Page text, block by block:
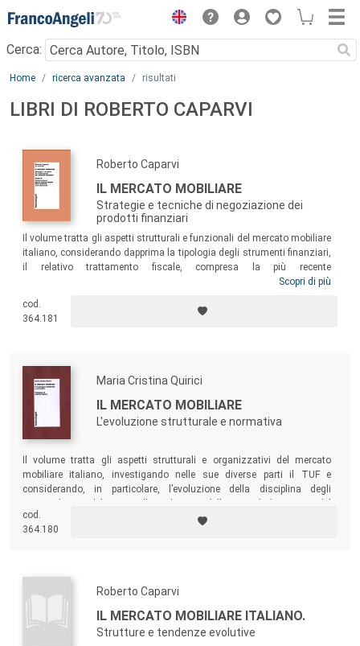
Menu
Cerca:
Main content
Home ricerca avanzata risultati
LIBRI DI ROBERTO CAPARVI
Roberto Caparvi
IL MERCATO MOBILIARE
Strategie e tecniche di negoziazione dei
prodotti finanziari
Il volume tratta gli aspetti strutturali e funzionali del mercato mobiliare
italiano, considerando dapprima la tipologia degli strumenti finanziari,
il relativo trattamento fiscale, compresa la più recente
, sino all’iterdi
Inoltre il testo analizza i mercati secondari nelle loro condizioni di
efficienza sino alle microstrutture per favorire il mercato
Scopri di più
cod.
364.181
Maria Cristina Quirici
IL MERCATO MOBILIARE
L'evoluzione strutturale e normativa
Il volume tratta gli aspetti strutturali e organizzativi del mercato
mobiliare italiano, investigando nelle sue diverse parti il TUF e
considerando, in particolare, l’evoluzione della disciplina degli
risparmio (SGR). Sono inoltre trattati i fondi pensione, anche se non
disciplinati dal TUF, e la relativa recente riforma del TFR.
cod.
364.180
Roberto Caparvi
IL MERCATO MOBILIARE ITALIANO.
Strutture e tendenze evolutive